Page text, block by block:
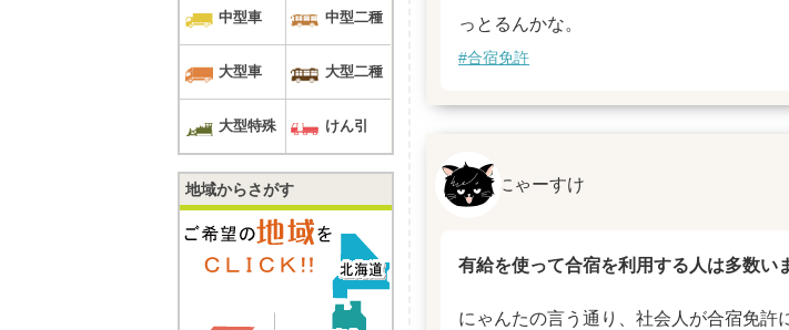
っとるんかな。
#合宿免許
にゃーすけ
有給を使って合宿を利用する人は多数い
にゃんたの言う通り、社会人が合宿免許
中型車 中型二種
大型車 大型二種
大型特殊 けん引
地域からさがす